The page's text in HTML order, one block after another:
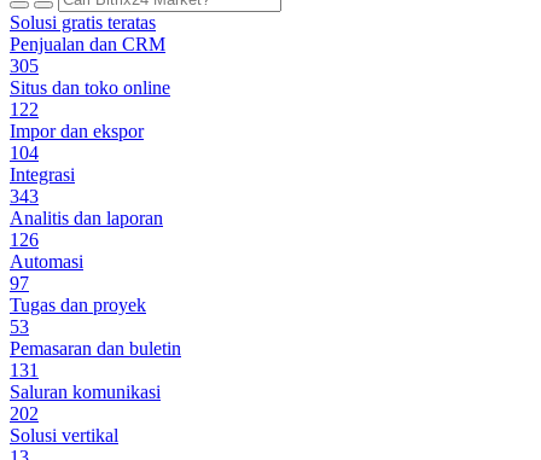
Solusi gratis teratas
Penjualan dan CRM
305
Situs dan toko online
122
Impor dan ekspor
104
Integrasi
343
Analitis dan laporan
126
Automasi
97
Tugas dan proyek
53
Pemasaran dan buletin
131
Saluran komunikasi
202
Solusi vertikal